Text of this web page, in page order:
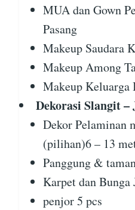
MUA dan Gown
Pasang
Makeup Saudara
Makeup Among
Makeup Keluarga
Dekorasi Slangit –
Dekor Pelaminan
(pilihan)6 – 13
Panggung &
Karpet dan Bunga
penjor 5 pcs